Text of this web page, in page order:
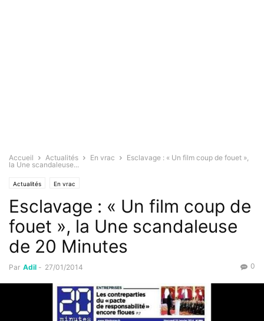
Accueil Actualités En vrac
Esclavage : « Un film coup de fouet »,
la Une scandaleuse...
Actualités En vrac
Esclavage : « Un film coup de
fouet », la Une scandaleuse
de 20 Minutes
Par Adil - 27/01/2014 0